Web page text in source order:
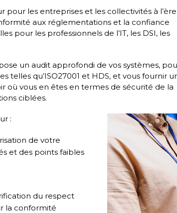
les entreprises et les collectivités à l’ère
aux réglementations et la confiance
pour les professionnels de l’IT, les DSI, les
un audit approfondi de vos systèmes,
telles qu’ISO27001 et HDS, et vous fournir
où vous en êtes en termes de sécurité de la
ciblées.
:
de votre
et des points faibles
du respect
la conformité